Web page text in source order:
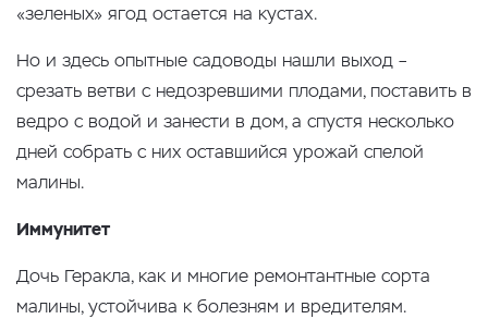
«зеленых» ягод остается на кустах.
Но и здесь опытные садоводы нашли выход –
срезать ветви с недозревшими плодами, поставить в
ведро с водой и занести в дом, а спустя несколько
дней собрать с них оставшийся урожай спелой
малины.
Иммунитет
Дочь Геракла, как и многие ремонтантные сорта
малины, устойчива к болезням и вредителям.